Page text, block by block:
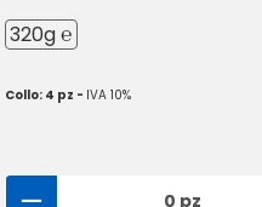
320g ℮
Collo: 4 pz - IVA 10%
0 pz